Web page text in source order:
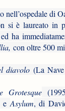
nell’ospedale di
si è laureato in
ha
con oltre 500
diavolo(La Nave
Grotesque
eAsylum, di